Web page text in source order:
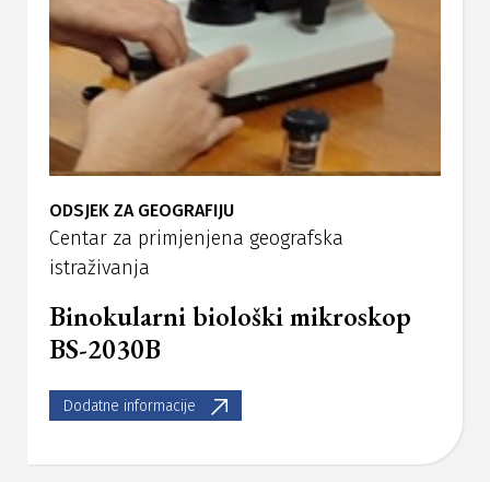
ODSJEK ZA GEOGRAFIJU
Centar za primjenjena geografska
istraživanja
Binokularni biološki mikroskop
BS-2030B
Dodatne informacije